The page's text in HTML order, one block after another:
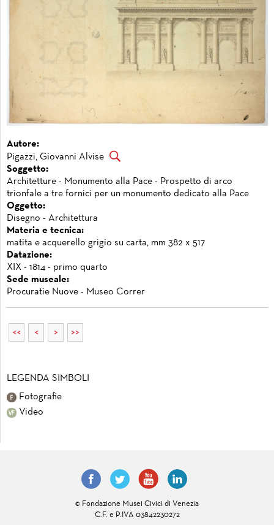
Autore:
Pigazzi, Giovanni Alvise
Soggetto:
Architetture - Monumento alla Pace - Prospetto di arco
trionfale a tre fornici per un monumento dedicato alla Pace
Oggetto:
Disegno - Architettura
Materia e tecnica:
matita e acquerello grigio su carta, mm 382 x 517
Datazione:
XIX - 1814 - primo quarto
Sede museale:
Procuratie Nuove - Museo Correr
<< < > >>
LEGENDA SIMBOLI
Fotografie
Video
© Fondazione Musei Civici di Venezia
C.F. e P.IVA 03842230272